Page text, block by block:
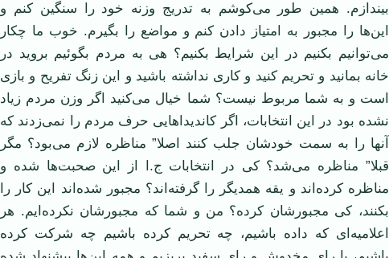
بیندازم. همین طور می‌کوشم به تدریج وزنه خود را سنگین کنم و
این‌ها را مجبور به امتیاز دادن کنم و مواضع را بگیرم. خوب ما چکار
می‌توانیم بکنیم در این شرایط بکنیم؟ هی به مردم بگوئیم بروید در
خانه بمانید و تحریم کنید و کاری نداشته باشید و این زنگ تفریح و بازی
است و به شما مربوط نیست؟ شما خیال می‌کنید اگر وزن مردم زیاد
نشده بود در این انتخابات، اگر کاندیداهایی حرف مردم را نمی‌زدند که
آنها را به سمت خودشان جلب کنند اصلا” مناظره لازم می‌بود؟ مگر
قبلا” مناظره می‌شد؟ کی در انتخابات ج.ا از این صحبت‌ها شده و
مناظره کرده‌اند و یقه همدیگر را گرفته‌اند؟ مجبور شده‌اند این کار را
بکنند، کی مجبورشان کرده؟ من و شما که مجبورشان نکرده‌ایم. هر
اعلامیه‌ای که داده باشیم، چه تحریم کرده باشیم چه شرکت کرده